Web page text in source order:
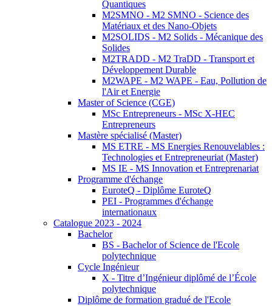
Quantiques
M2SMNO - M2 SMNO - Science des
Matériaux et des Nano-Objets
M2SOLIDS - M2 Solids - Mécanique des
Solides
M2TRADD - M2 TraDD - Transport et
Développement Durable
M2WAPE - M2 WAPE - Eau, Pollution de
l'Air et Energie
Master of Science (CGE)
MSc Entrepreneurs - MSc X-HEC
Entrepreneurs
Mastère spécialisé (Master)
MS ETRE - MS Energies Renouvelables :
Technologies et Entrepreneuriat (Master)
MS IE - MS Innovation et Entreprenariat
Programme d'échange
EuroteQ - Diplôme EuroteQ
PEI - Programmes d'échange
internationaux
Catalogue 2023 - 2024
Bachelor
BS - Bachelor of Science de l'Ecole
polytechnique
Cycle Ingénieur
X - Titre d’Ingénieur diplômé de l’École
polytechnique
Diplôme de formation gradué de l'Ecole